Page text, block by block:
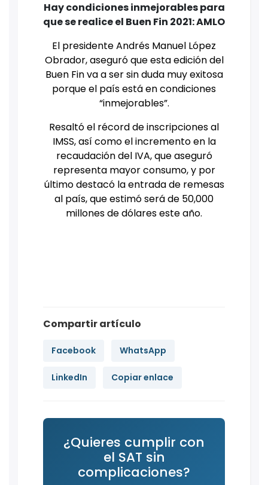
Hay condiciones inmejorables para
que se realice el Buen Fin 2021: AMLO
El presidente Andrés Manuel López
Obrador, aseguró que esta edición del
Buen Fin va a ser sin duda muy exitosa
porque el país está en condiciones
“inmejorables”.
Resaltó el récord de inscripciones al
IMSS, así como el incremento en la
recaudación del IVA, que aseguró
representa mayor consumo, y por
último destacó la entrada de remesas
al país, que estimó será de 50,000
millones de dólares este año.
Compartir artículo
Facebook WhatsApp
LinkedIn Copiar enlace
¿Quieres cumplir con
el SAT sin
complicaciones?